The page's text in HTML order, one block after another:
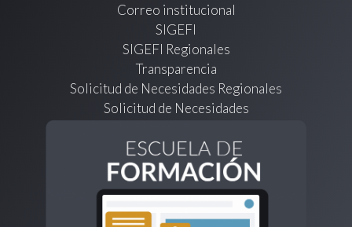
Correo institucional
SIGEFI
SIGEFI Regionales
Transparencia
Solicitud de Necesidades Regionales
Solicitud de Necesidades